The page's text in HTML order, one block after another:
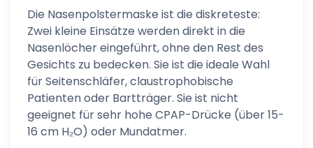
Die Nasenpolstermaske ist die diskreteste:
Zwei kleine Einsätze werden direkt in die
Nasenlöcher eingeführt, ohne den Rest des
Gesichts zu bedecken. Sie ist die ideale Wahl
für Seitenschläfer, claustrophobische
Patienten oder Bartträger. Sie ist nicht
geeignet für sehr hohe CPAP-Drücke (über 15-
16 cm H₂O) oder Mundatmer.